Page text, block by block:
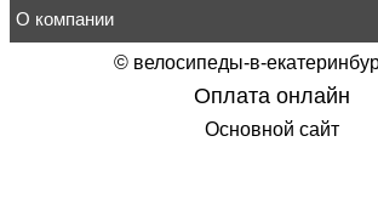
Каркасный батут Clear Fit ElastiqueHop
О компании
© велосипеды-в-
Оплата онлайн
Основной сайт